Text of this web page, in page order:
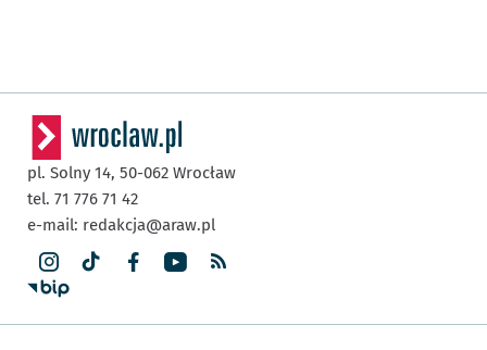
pl. Solny 14, 50-062 Wrocław
tel. 71 776 71 42
e-mail: redakcja@araw.pl